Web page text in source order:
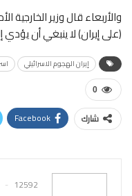
والأربعاء قال وزير الخارجية
(على إيران) لا ينبغي أن يؤدي
إيران الهجوم الاسرائيلي
0
شارك Facebook
12592 المشاركات